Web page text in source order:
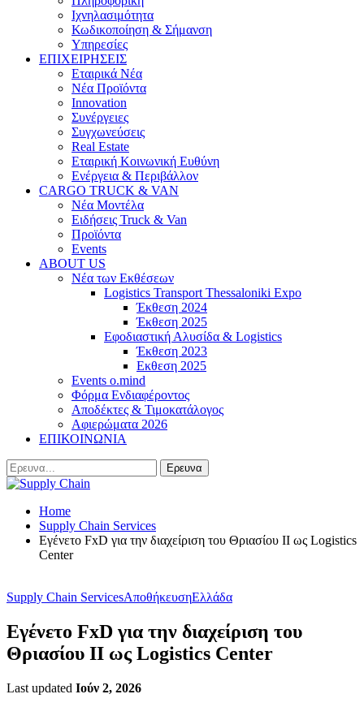
Ιχνηλασιμότητα
Κωδικοποίηση & Σήμανση
Υπηρεσίες
ΕΠΙΧΕΙΡΗΣΕΙΣ
Εταιρικά Νέα
Νέα Προϊόντα
Innovation
Συνέργειες
Συγχωνεύσεις
Real Estate
Εταιρική Κοινωνική Ευθύνη
Ενέργεια & Περιβάλλον
CARGO TRUCK & VAN
Νέα Μοντέλα
Ειδήσεις Truck & Van
Προϊόντα
Events
ABOUT US
Νέα των Εκθέσεων
Logistics Transport Thessaloniki Expo
Έκθεση 2024
Έκθεση 2025
Εφοδιαστική Αλυσίδα & Logistics
Έκθεση 2023
Εκθεση 2025
Events o.mind
Φόρμα Ενδιαφέροντος
Αποδέκτες & Τιμοκατάλογος
Αφιερώματα 2026
ΕΠΙΚΟΙΝΩΝΙΑ
Home
Supply Chain Services
Εγένετο FxD για την διαχείριση του Θριασίου ΙΙ ως Logistics
Center
Supply Chain ServicesΑποθήκευσηΕλλάδα
Εγένετο FxD για την διαχείριση του
Θριασίου ΙΙ ως Logistics Center
Last updated Ιούν 2, 2026